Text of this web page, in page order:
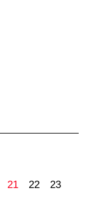
21 22
23